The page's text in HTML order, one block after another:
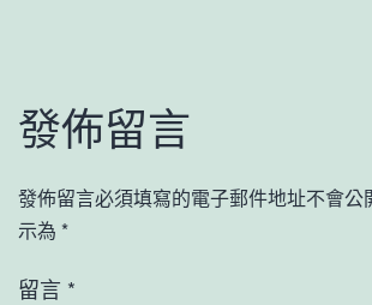
發佈留言
發佈留言必須填寫的電子郵件地址不會公
示為 *
留言 *